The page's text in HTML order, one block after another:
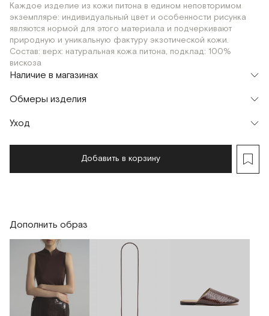
Каждое изделие из кожи питона в едином неповторимом
экземпляре: индивидуальный цвет и особенности рисунка
являются нормой для этого материала и подчеркивают
природную и уникальную фактуру экзотической кожи.
Состав: верх: натуральная кожа питона, подклад: 100%
вискоза
Наличие в магазинах
г. Москва, Малая Бронная 16
M
Обмеры изделия
Мерки, см
Уход
Добавить в корзину
Дополнить образ